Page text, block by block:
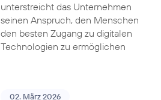
unterstreicht das Unternehmen
seinen Anspruch, den Menschen
den besten Zugang zu digitalen
Technologien zu ermöglichen
02. März 2026